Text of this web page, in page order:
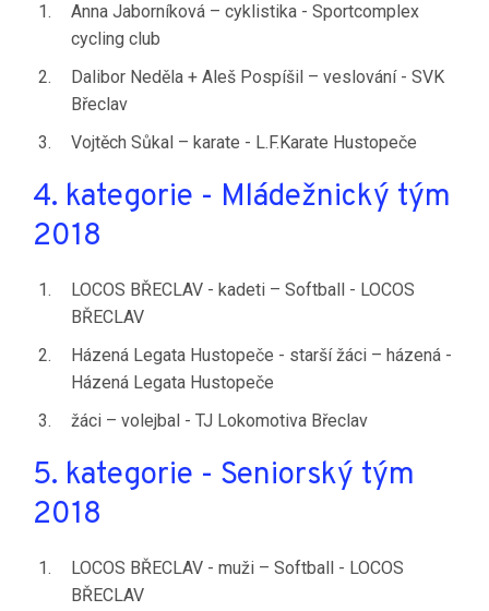
Anna Jaborníková – cyklistika - Sportcomplex
cycling club
Dalibor Neděla + Aleš Pospíšil – veslování - SVK
Břeclav
Vojtěch Sůkal – karate - L.F.Karate Hustopeče
4. kategorie - Mládežnický tým
2018
LOCOS BŘECLAV - kadeti – Softball - LOCOS
BŘECLAV
Házená Legata Hustopeče - starší žáci – házená -
Házená Legata Hustopeče
žáci – volejbal - TJ Lokomotiva Břeclav
5. kategorie - Seniorský tým
2018
LOCOS BŘECLAV - muži – Softball - LOCOS
BŘECLAV